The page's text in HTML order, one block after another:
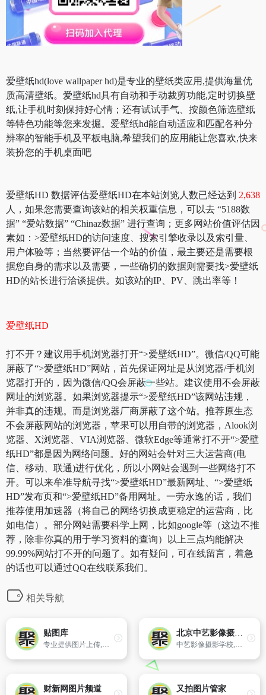
爱壁纸hd(love wallpaper hd)是专业的壁纸类应用,提供海量优
质高清壁纸。爱壁纸hd具有自动和手动裁剪功能,定时切换壁
纸,让手机时刻保持好心情；还有试试手气、按颜色筛选壁纸
等特色功能等您来发掘。爱壁纸hd能自动适应和匹配各种分
辨率的智能手机及平板电脑,希望我们的应用能让您喜欢,快来
装扮您的手机桌面吧
爱壁纸HD 数据评估爱壁纸HD在本站浏览人数已经达到 2,638
人，如果您需要查询该站的相关权重信息，可以去 “5188数
据” “爱站数据” “Chinaz数据” 进行查询；更多网站价值评估因
素如：>爱壁纸HD的访问速度、搜索引擎收录以及索引量、
用户体验等；当然要评估一个站的价值，最主要还是需要根
据您自身的需求以及需要，一些确切的数据则需要找>爱壁纸
HD的站长进行洽谈提供。如该站的IP、PV、跳出率等！
爱壁纸HD
打不开？建议用手机浏览器打开“>爱壁纸HD”。微信/QQ可能
屏蔽了“>爱壁纸HD”网站，首先保证网址是从浏览器/手机浏
览器打开的，因为微信/QQ会屏蔽一些站。建议使用不会屏蔽
网址的浏览器。如果浏览器提示“>爱壁纸HD”该网站违规，
并非真的违规。而是浏览器厂商屏蔽了这个站。推荐原生态
不会屏蔽网站的浏览器，苹果可以用自带的浏览器，Alook浏
览器、X浏览器、VIA浏览器、微软Edge等通常打不开“>爱壁
纸HD”都是因为网络问题。好的网站会针对三大运营商(电
信、移动、联通)进行优化，所以小网站会遇到一些网络打不
开。可以来牟准导航寻找“>爱壁纸HD”最新网址、“>爱壁纸
HD”发布页和“>爱壁纸HD”备用网址。一劳永逸的话，我们
推荐使用加速器（将自己的网络切换成更稳定的运营商，比
如电信）。部分网站需要科学上网，比如google等（这边不推
荐，除非你真的用于学习资料的查询）以上三点均能解决
99.99%网站打不开的问题了。如有疑问，可在线留言，着急
的话也可以通过QQ在线联系我们。
相关导航
贴图库
专业提供图片上传,支持外链,提供高速免费无限量图片存储和外链空间。
北京中艺影像摄影培训学校
中艺影像摄影学校,专注摄影教育15年,中艺教育集团从1999年创办至今已培养摄影人才超过50000人,旗下产品有中艺影像学校,新元素摄影学院,中艺影像俱乐部.电话:010-51288116
财新网图片频道 又拍图片管家